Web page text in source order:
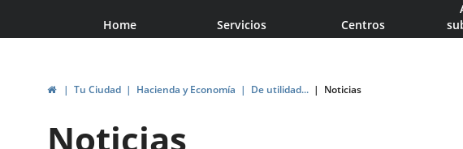
Home Servicios Centros
HomeTu Ciudad Hacienda y Economía De utilidad... Noticias
Noticias